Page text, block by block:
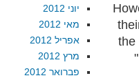
the
יוני 2012
מאי 2012
אפריל 2012
מרץ 2012
פברואר 2012